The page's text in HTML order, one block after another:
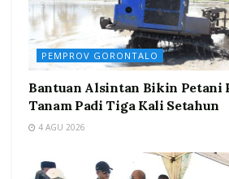
PEMPROV GORONTALO
Bantuan Alsintan Bikin Petani
Tanam Padi Tiga Kali Setahun
4 AGU 2026